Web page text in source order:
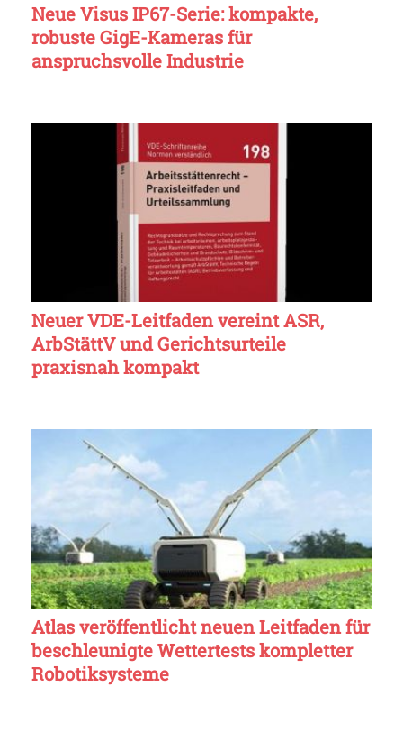
Neue Visus IP67-Serie: kompakte,
robuste GigE-Kameras für
anspruchsvolle Industrie
Neuer VDE-Leitfaden vereint ASR,
ArbStättV und Gerichtsurteile
praxisnah kompakt
Atlas veröffentlicht neuen Leitfaden für
beschleunigte Wettertests kompletter
Robotiksysteme